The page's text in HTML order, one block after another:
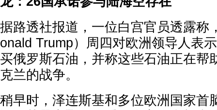
据路透社报道，一位白宫官员透露称
onald Trump）周四对欧洲领导人表
买俄罗斯石油，并称这些石油正在帮
克兰的战争。
稍早时，泽连斯基和多位欧洲国家首